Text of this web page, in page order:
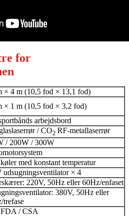
for
× 4 m (10,5 fod × 13,1 fod)
× 1 m (10,5 fod × 3,2 fod)
arbejdsbord
glaslaserrør / CO2 RF-metallaserrør
/ 200W / 300W
med konstant temperatur
udsugningsventilator × 4
220V, 50Hz eller 60Hz/enfaset
380V, 50Hz eller
trefase
/ CSA